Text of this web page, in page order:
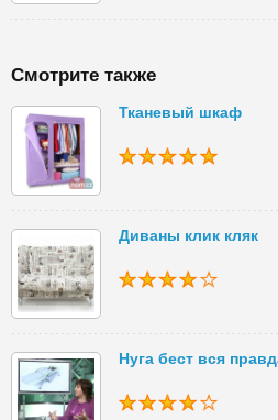
Смотрите также
Тканевый шкаф
Диваны клик кляк
Нуга бест вся